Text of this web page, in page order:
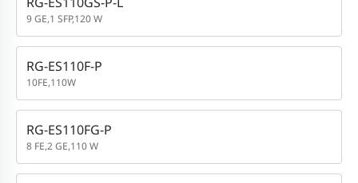
9 GE,1 SFP,120 W
RG-ES110F-P
10FE,110W
RG-ES110FG-P
8 FE,2 GE,110 W